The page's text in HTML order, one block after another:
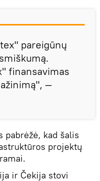
pareigūnų
finansavimas
―
kad šalis
projektų
ir Čekija stovi